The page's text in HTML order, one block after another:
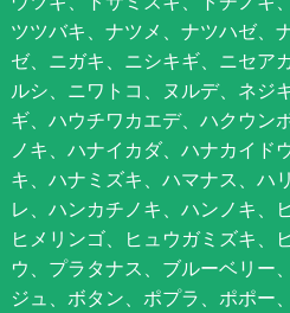
ツツバキ、ナツメ、ナツハゼ、
ゼ、ニガキ、ニシキギ、ニセア
ルシ、ニワトコ、ヌルデ、ネジ
ギ、ハウチワカエデ、ハクウン
ノキ、ハナイカダ、ハナカイド
キ、ハナミズキ、ハマナス、ハ
レ、ハンカチノキ、ハンノキ、
ヒメリンゴ、ヒュウガミズキ、
ウ、プラタナス、ブルーベリー
ジュ、ボタン、ポプラ、ポポー